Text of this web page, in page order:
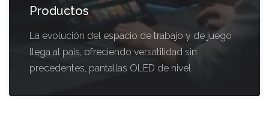
Productos
La evolución del espacio de trabajo y de juego
llega al país, ofreciendo versatilidad sin
precedentes, pantallas OLED de nivel